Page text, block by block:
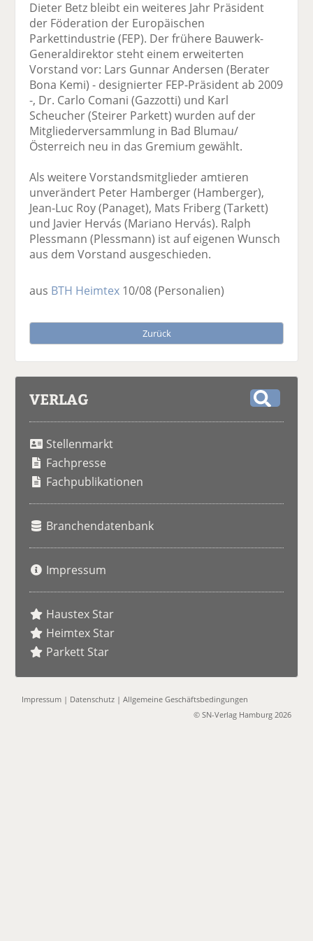
Dieter Betz bleibt ein weiteres Jahr Präsident
der Föderation der Europäischen
Parkettindustrie (FEP). Der frühere Bauwerk-
Generaldirektor steht einem erweiterten
Vorstand vor: Lars Gunnar Andersen (Berater
Bona Kemi) - designierter FEP-Präsident ab 2009
-, Dr. Carlo Comani (Gazzotti) und Karl
Scheucher (Steirer Parkett) wurden auf der
Mitgliederversammlung in Bad Blumau/
Österreich neu in das Gremium gewählt.
Als weitere Vorstandsmitglieder amtieren
unverändert Peter Hamberger (Hamberger),
Jean-Luc Roy (Panaget), Mats Friberg (Tarkett)
und Javier Hervás (Mariano Hervás). Ralph
Plessmann (Plessmann) ist auf eigenen Wunsch
aus dem Vorstand ausgeschieden.
aus BTH Heimtex 10/08(Personalien)
Zurück
VERLAG
Stellenmarkt
Fachpresse
Fachpublikationen
Branchendatenbank
Impressum
Haustex Star
Heimtex Star
Parkett Star
Impressum | Datenschutz |Allgemeine Geschäftsbedingungen
© SN-Verlag Hamburg 2026